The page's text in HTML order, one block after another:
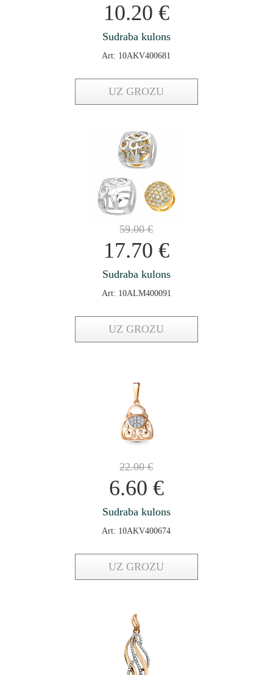
10.20 €
Sudraba kulons
Art: 10AKV400681
UZ GROZU
59.00€
17.70 €
Sudraba kulons
Art: 10ALM400091
UZ GROZU
22.00€
6.60 €
Sudraba kulons
Art: 10AKV400674
UZ GROZU